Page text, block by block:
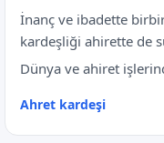
İnanç ve ibadette
kardeşliği ahirette de
Dünya ve ahiret
Ahret kardeşi